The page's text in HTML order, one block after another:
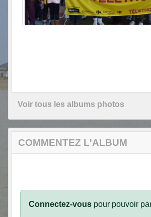
Voir tous les albums photos
COMMENTEZ L'ALBUM
Connectez-vous pour pouvoir